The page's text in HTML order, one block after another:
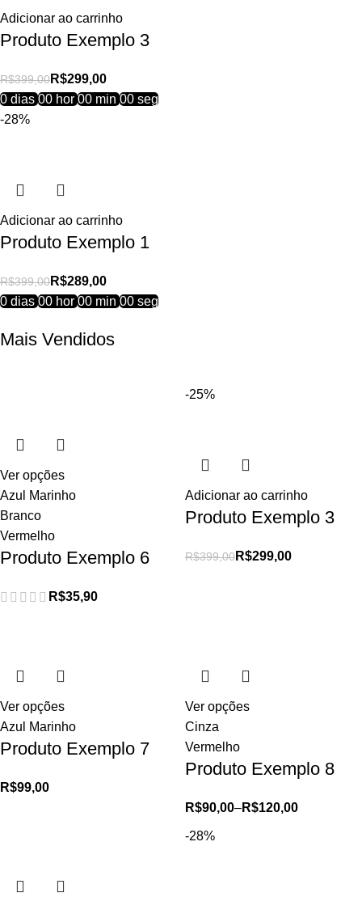
Adicionar ao carrinho
Produto Exemplo 3
R$399,00R$299,00
0 dias00 hor00 min00 seg
-28%
Adicionar ao carrinho
Produto Exemplo 1
R$399,00R$289,00
0 dias00 hor00 min00 seg
Mais Vendidos
Ver opções
Azul Marinho
Branco
Vermelho
Produto Exemplo 6
R$35,90
-25%
Adicionar ao carrinho
Produto Exemplo 3
R$399,00R$299,00
Ver opções
Azul Marinho
Produto Exemplo 7
R$99,00
Ver opções
Cinza
Vermelho
Produto Exemplo 8
R$90,00–R$120,00
-28%